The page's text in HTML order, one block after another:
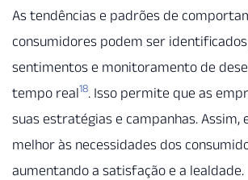
As tendências e padrões de
consumidores podem ser
sentimentos e monitoramento de
tempo real18. Isso permite que as
suas estratégias e campanhas. Assim,
melhor às necessidades dos
aumentando a satisfação e a lealdade.